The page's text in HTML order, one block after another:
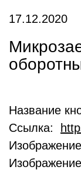
17.12.2020
Название
Ссылка: